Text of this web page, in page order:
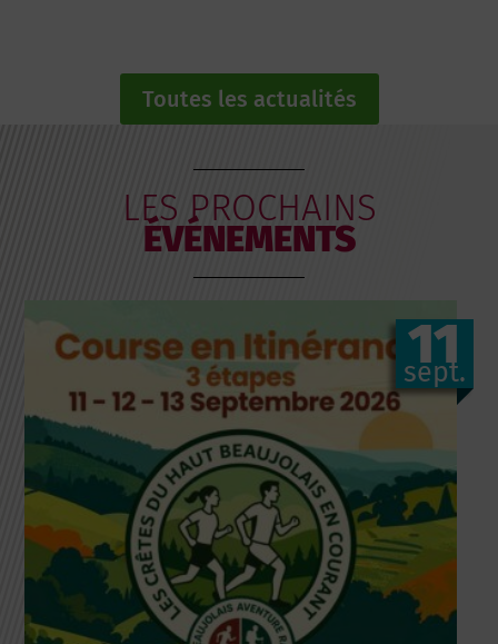
Toutes les actualités
LES PROCHAINS
ÉVÉNEMENTS
11
sept.